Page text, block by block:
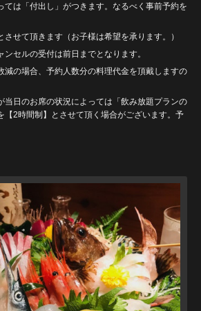
ては「付出し」がつきます。なるべく事前予約を
させて頂きます（お子様は希望を承ります。）
ンセルの受付は前日までとなります。
減の場合、予約人数分の料理代金を頂戴しますの
当日のお席の状況によっては「飲み放題プランの
【2時間制】とさせて頂く場合がございます。予